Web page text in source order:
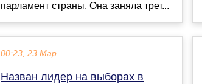
парламент страны. Она заняла трет...
00:23, 23 Мар
Назван лидер на выборах в